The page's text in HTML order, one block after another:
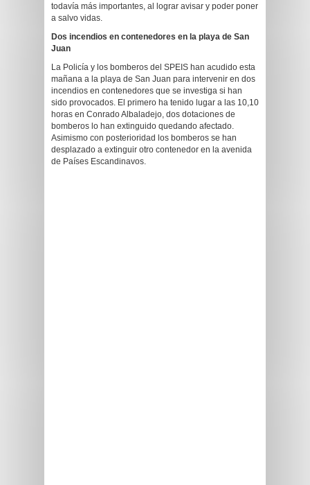
todavía más importantes, al lograr avisar y poder poner
a salvo vidas.
Dos incendios en contenedores en la playa de San
Juan
La Policía y los bomberos del SPEIS han acudido esta
mañana a la playa de San Juan para intervenir en dos
incendios en contenedores que se investiga si han
sido provocados. El primero ha tenido lugar a las 10,10
horas en Conrado Albaladejo, dos dotaciones de
bomberos lo han extinguido quedando afectado.
Asimismo con posterioridad los bomberos se han
desplazado a extinguir otro contenedor en la avenida
de Países Escandinavos.